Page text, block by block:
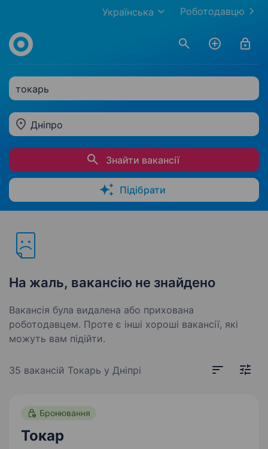
Роботодавцю
Українська
токарь
Дніпро
Знайти вакансії
Підібрати
На жаль, вакансію не знайдено
Вакансія була видалена або прихована
роботодавцем. Проте є інші хороші вакансії, які
можуть вам підійти.
35 вакансій Токарь у Дніпрі
Бронювання
Токар